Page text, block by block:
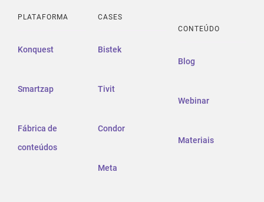
PLATAFORMA
Konquest
Smartzap
Fábrica de
conteúdos
CASES
Bistek
Tivit
Condor
Meta
CONTEÚDO
Blog
Webinar
Materiais